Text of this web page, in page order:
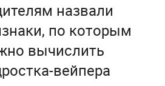
назвали
по которым
вычислить
вейпера